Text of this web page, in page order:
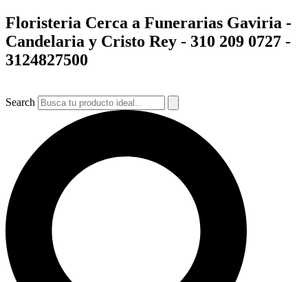
Ir
al
contenido
Floristeria Cerca a Funerarias Gaviria -
Candelaria y Cristo Rey - 310 209 0727 -
3124827500
Search